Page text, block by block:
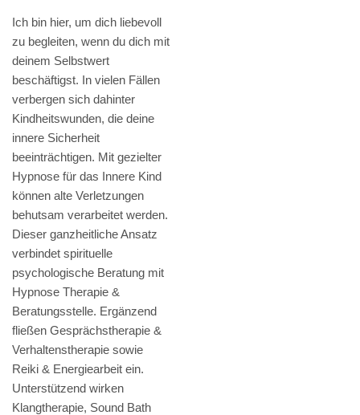
Ich bin hier, um dich liebevoll
zu begleiten, wenn du dich mit
deinem Selbstwert
beschäftigst. In vielen Fällen
verbergen sich dahinter
Kindheitswunden, die deine
innere Sicherheit
beeinträchtigen. Mit gezielter
Hypnose für das Innere Kind
können alte Verletzungen
behutsam verarbeitet werden.
Dieser ganzheitliche Ansatz
verbindet spirituelle
psychologische Beratung mit
Hypnose Therapie &
Beratungsstelle. Ergänzend
fließen Gesprächstherapie &
Verhaltenstherapie sowie
Reiki & Energiearbeit ein.
Unterstützend wirken
Klangtherapie, Sound Bath